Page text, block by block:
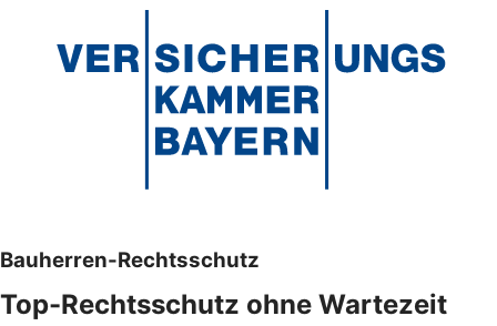
Bauherren-Rechtsschutz
Top-Rechtsschutz ohne Wartezeit